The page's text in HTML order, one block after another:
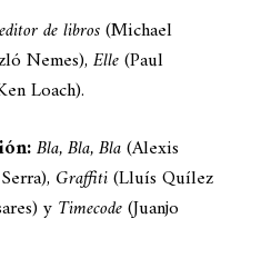
de libros(Michael
Nemes), Elle(Paul
Loach).
Bla, Bla, Bla(Alexis
Graffiti(Lluís Quílez
y Timecode(Juanjo